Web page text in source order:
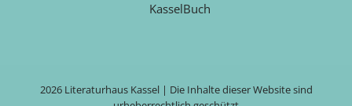
KasselBuch
2026 Literaturhaus Kassel | Die Inhalte dieser Website sind